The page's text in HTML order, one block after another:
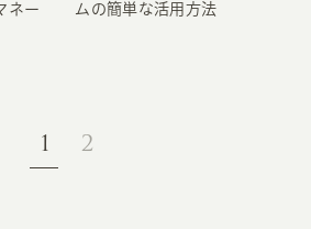
ネー
ムの簡単な活用方法
1 2